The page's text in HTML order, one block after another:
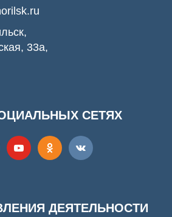
33а,
СЕТЯХ
ДЕЯТЕЛЬНОСТИ